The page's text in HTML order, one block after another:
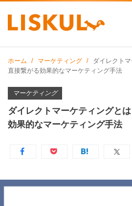
ホーム マーケティング
ダイレクト
直接繋がる効果的なマーケティング手法
マーケティング
ダイレクトマーケティングと
効果的なマーケティング手法